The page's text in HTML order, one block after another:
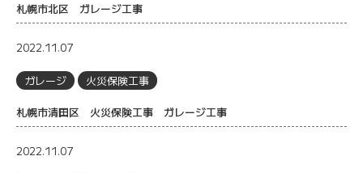
札幌市北区 ガレージ工事
2022.11.07
ガレージ 火災保険工事
札幌市清田区 火災保険工事 ガレージ工事
2022.11.07